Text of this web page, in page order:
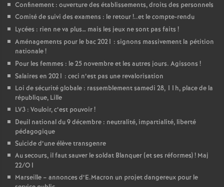
Confinement : ouverture des établissements, droits des personnels
Comité de suivi des examens : le retour!..et le compte-rendu
Lycées : rien ne va plus… mais les jeux ne sont pas faits !
Aménagements pour le bac 2021 : signons massivement la pétition
nationale!
Pour les femmes : le 25 novembre et les autres jours. Agissons !
Salaires en 2021 : ceci n’est pas une revalorisation
Loi de sécurité globale : rassemblement samedi 28, 11h, place de la
république, Lille
LV3 : Vouloir, c’est pouvoir!
Deuil national du 9 décembre : neutralité, impartialité, liberté
pédagogique
Suicide d’une élève transgenre
Au secours, il faut sauver le soldat Blanquer (et ses réformes)! Maj
22/O1
Marseille – annonces d’E.Macron un projet dangereux pour le